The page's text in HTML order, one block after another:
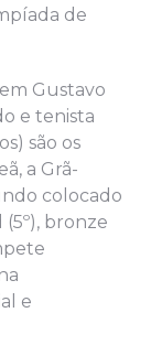
de
Gustavo
e tenista
são os
a Grã-
colocado
bronze
e